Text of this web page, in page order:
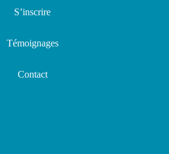
S’inscrire
Témoignages
Contact